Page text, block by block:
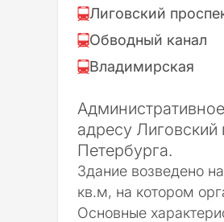
Лиговский
Обводный канал
Владимирская
адресу Лиговский
Петербурга.
Здание возведено
кв.м, на котором
Основные